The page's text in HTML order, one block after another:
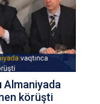
Almaniyada
körüşti